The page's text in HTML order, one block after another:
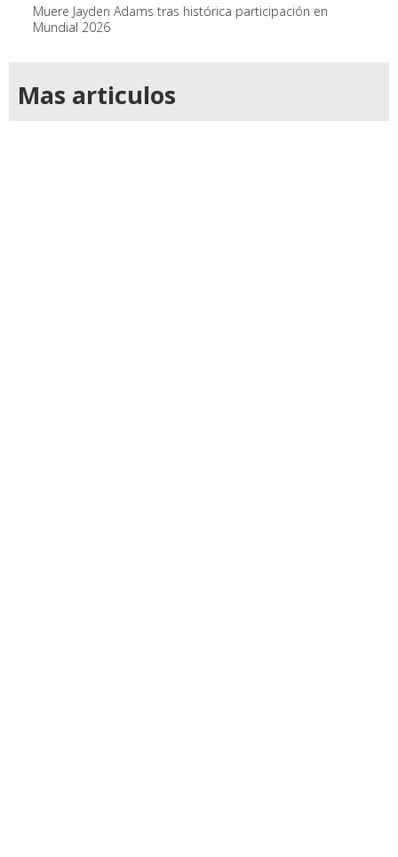
Muere Jayden Adams tras histórica participación en
Mundial 2026
Mas articulos